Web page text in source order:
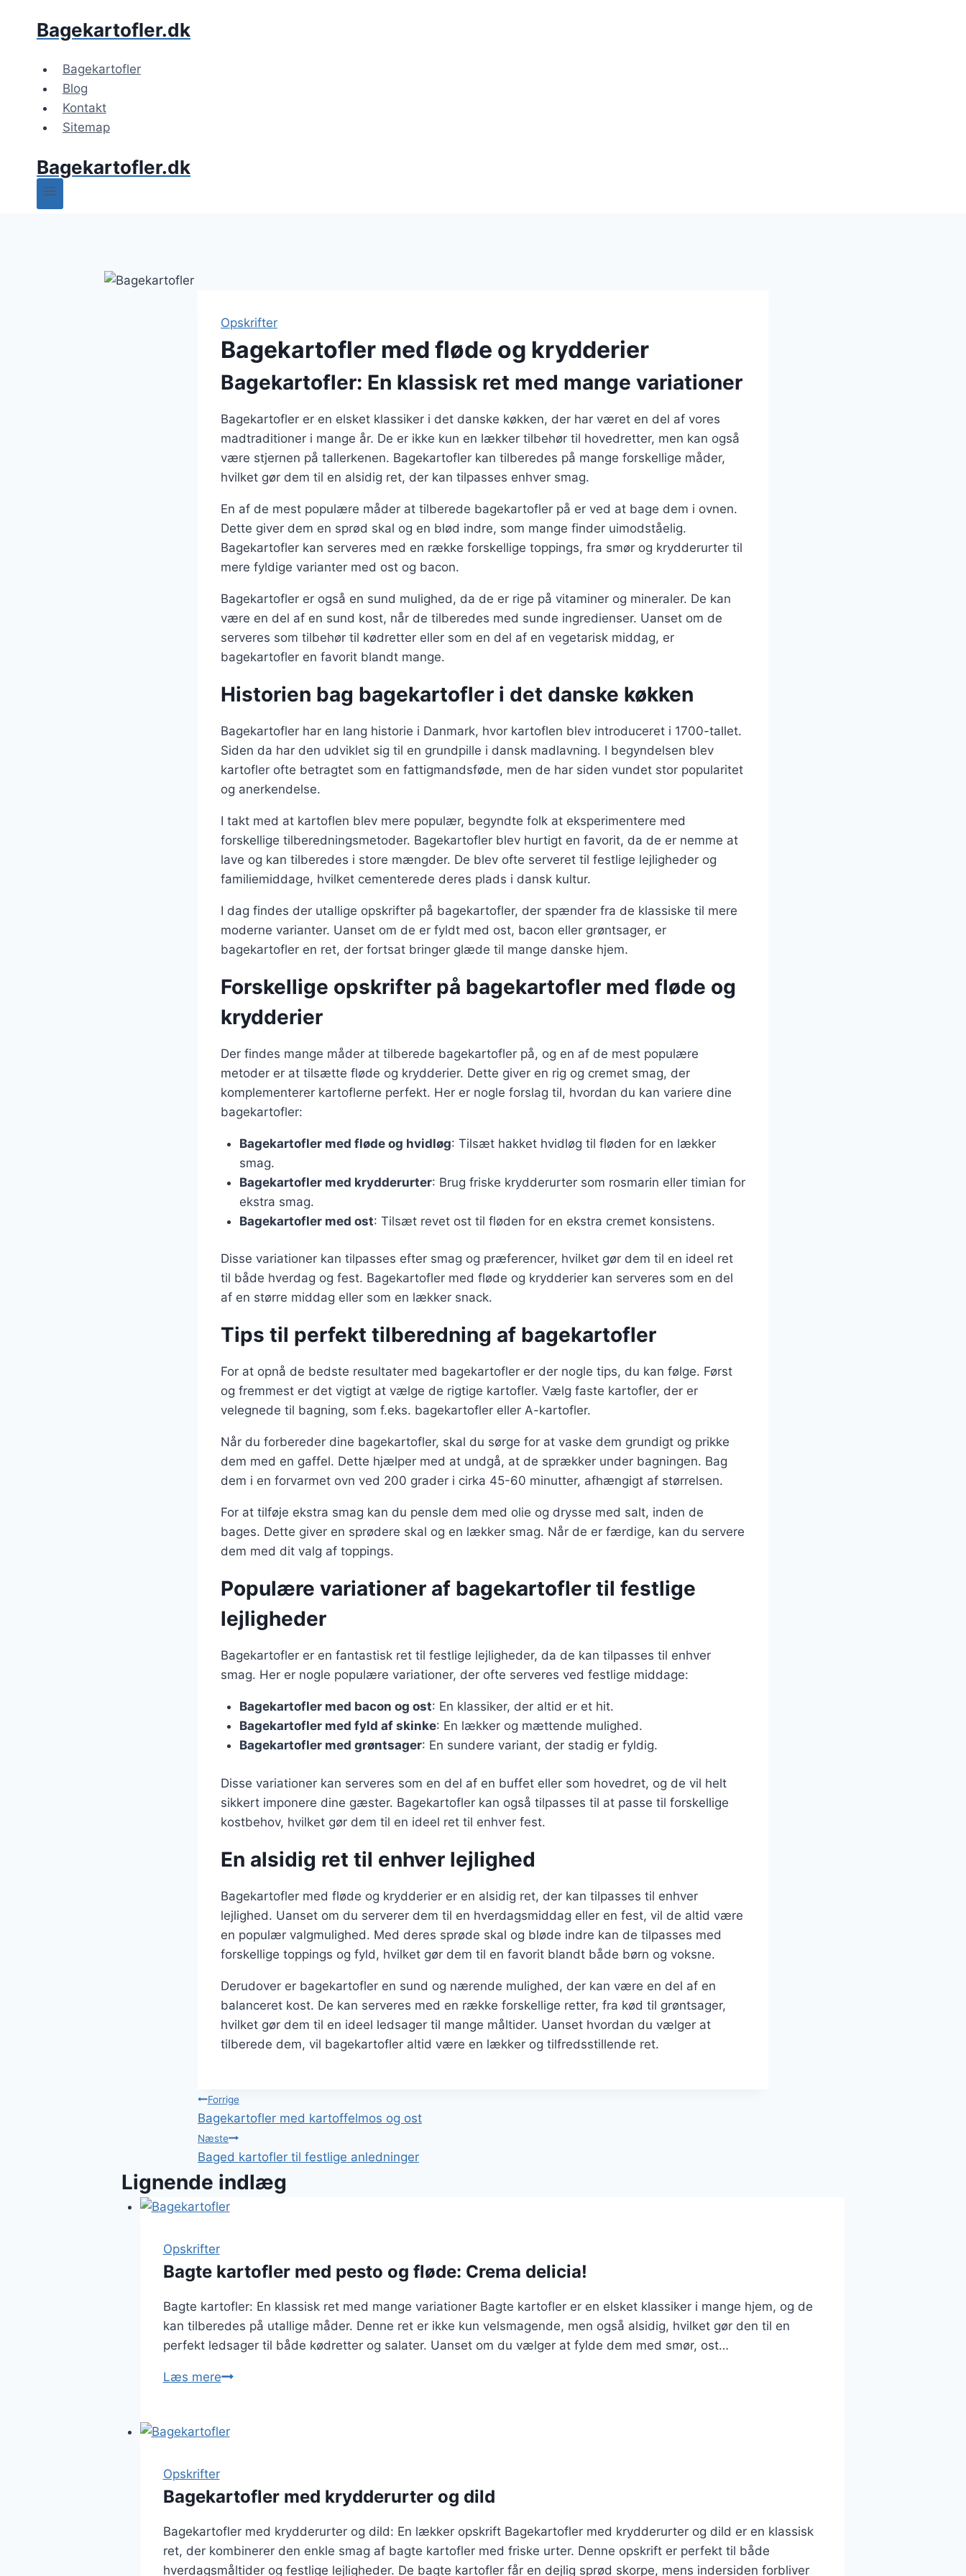
Bagekartofler.dk
Bagekartofler
Blog
Kontakt
Sitemap
Bagekartofler.dk
Opskrifter
Bagekartofler med fløde og krydderier
Bagekartofler: En klassisk ret med mange variationer
Bagekartofler er en elsket klassiker i det danske køkken, der har været en del af vores
madtraditioner i mange år. De er ikke kun en lækker tilbehør til hovedretter, men kan også
være stjernen på tallerkenen. Bagekartofler kan tilberedes på mange forskellige måder,
hvilket gør dem til en alsidig ret, der kan tilpasses enhver smag.
En af de mest populære måder at tilberede bagekartofler på er ved at bage dem i ovnen.
Dette giver dem en sprød skal og en blød indre, som mange finder uimodståelig.
Bagekartofler kan serveres med en række forskellige toppings, fra smør og krydderurter til
mere fyldige varianter med ost og bacon.
Bagekartofler er også en sund mulighed, da de er rige på vitaminer og mineraler. De kan
være en del af en sund kost, når de tilberedes med sunde ingredienser. Uanset om de
serveres som tilbehør til kødretter eller som en del af en vegetarisk middag, er
bagekartofler en favorit blandt mange.
Historien bag bagekartofler i det danske køkken
Bagekartofler har en lang historie i Danmark, hvor kartoflen blev introduceret i 1700-tallet.
Siden da har den udviklet sig til en grundpille i dansk madlavning. I begyndelsen blev
kartofler ofte betragtet som en fattigmandsføde, men de har siden vundet stor popularitet
og anerkendelse.
I takt med at kartoflen blev mere populær, begyndte folk at eksperimentere med
forskellige tilberedningsmetoder. Bagekartofler blev hurtigt en favorit, da de er nemme at
lave og kan tilberedes i store mængder. De blev ofte serveret til festlige lejligheder og
familiemiddage, hvilket cementerede deres plads i dansk kultur.
I dag findes der utallige opskrifter på bagekartofler, der spænder fra de klassiske til mere
moderne varianter. Uanset om de er fyldt med ost, bacon eller grøntsager, er
bagekartofler en ret, der fortsat bringer glæde til mange danske hjem.
Forskellige opskrifter på bagekartofler med fløde og
krydderier
Der findes mange måder at tilberede bagekartofler på, og en af de mest populære
metoder er at tilsætte fløde og krydderier. Dette giver en rig og cremet smag, der
komplementerer kartoflerne perfekt. Her er nogle forslag til, hvordan du kan variere dine
bagekartofler:
Bagekartofler med fløde og hvidløg: Tilsæt hakket hvidløg til fløden for en lækker
smag.
Bagekartofler med krydderurter: Brug friske krydderurter som rosmarin eller timian for
ekstra smag.
Bagekartofler med ost: Tilsæt revet ost til fløden for en ekstra cremet konsistens.
Disse variationer kan tilpasses efter smag og præferencer, hvilket gør dem til en ideel ret
til både hverdag og fest. Bagekartofler med fløde og krydderier kan serveres som en del
af en større middag eller som en lækker snack.
Tips til perfekt tilberedning af bagekartofler
For at opnå de bedste resultater med bagekartofler er der nogle tips, du kan følge. Først
og fremmest er det vigtigt at vælge de rigtige kartofler. Vælg faste kartofler, der er
velegnede til bagning, som f.eks. bagekartofler eller A-kartofler.
Når du forbereder dine bagekartofler, skal du sørge for at vaske dem grundigt og prikke
dem med en gaffel. Dette hjælper med at undgå, at de sprækker under bagningen. Bag
dem i en forvarmet ovn ved 200 grader i cirka 45-60 minutter, afhængigt af størrelsen.
For at tilføje ekstra smag kan du pensle dem med olie og drysse med salt, inden de
bages. Dette giver en sprødere skal og en lækker smag. Når de er færdige, kan du servere
dem med dit valg af toppings.
Populære variationer af bagekartofler til festlige
lejligheder
Bagekartofler er en fantastisk ret til festlige lejligheder, da de kan tilpasses til enhver
smag. Her er nogle populære variationer, der ofte serveres ved festlige middage:
Bagekartofler med bacon og ost: En klassiker, der altid er et hit.
Bagekartofler med fyld af skinke: En lækker og mættende mulighed.
Bagekartofler med grøntsager: En sundere variant, der stadig er fyldig.
Disse variationer kan serveres som en del af en buffet eller som hovedret, og de vil helt
sikkert imponere dine gæster. Bagekartofler kan også tilpasses til at passe til forskellige
kostbehov, hvilket gør dem til en ideel ret til enhver fest.
En alsidig ret til enhver lejlighed
Bagekartofler med fløde og krydderier er en alsidig ret, der kan tilpasses til enhver
lejlighed. Uanset om du serverer dem til en hverdagsmiddag eller en fest, vil de altid være
en populær valgmulighed. Med deres sprøde skal og bløde indre kan de tilpasses med
forskellige toppings og fyld, hvilket gør dem til en favorit blandt både børn og voksne.
Derudover er bagekartofler en sund og nærende mulighed, der kan være en del af en
balanceret kost. De kan serveres med en række forskellige retter, fra kød til grøntsager,
hvilket gør dem til en ideel ledsager til mange måltider. Uanset hvordan du vælger at
tilberede dem, vil bagekartofler altid være en lækker og tilfredsstillende ret.
Indlægsnavigation
Forrige
Bagekartofler med kartoffelmos og ost
Næste
Baged kartofler til festlige anledninger
Lignende indlæg
Opskrifter
Bagte kartofler med pesto og fløde: Crema delicia!
Bagte kartofler: En klassisk ret med mange variationer Bagte kartofler er en elsket klassiker i mange hjem, og de
kan tilberedes på utallige måder. Denne ret er ikke kun velsmagende, men også alsidig, hvilket gør den til en
perfekt ledsager til både kødretter og salater. Uanset om du vælger at fylde dem med smør, ost…
Læs mereBagte
pesto
Crema
Opskrifter
Bagekartofler med krydderurter og dild
Bagekartofler med krydderurter og dild: En lækker opskrift Bagekartofler med krydderurter og dild er en klassisk
ret, der kombinerer den enkle smag af bagte kartofler med friske urter. Denne opskrift er perfekt til både
hverdagsmåltider og festlige lejligheder. De bagte kartofler får en dejlig sprød skorpe, mens indersiden forbliver